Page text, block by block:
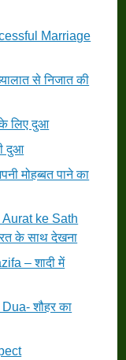
Marriage
से निजात की
लिए दुआ
दुआ
मोहब्बत पाने का
ke Sath
के साथ देखना
– शादी में
शौहर का